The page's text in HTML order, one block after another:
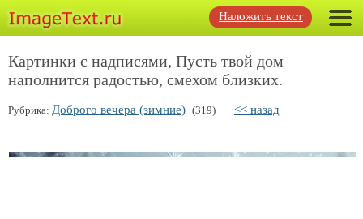
Наложить текст
Картинки с надписями, Пусть твой дом
наполнится радостью, смехом близких.
Рубрика: Доброго вечера (зимние) (319) << назад